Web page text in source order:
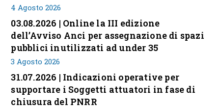
4 Agosto 2026
03.08.2026 | Online la III edizione
dell’Avviso Anci per assegnazione di spazi
pubblici inutilizzati ad under 35
3 Agosto 2026
31.07.2026 | Indicazioni operative per
supportare i Soggetti attuatori in fase di
chiusura del PNRR